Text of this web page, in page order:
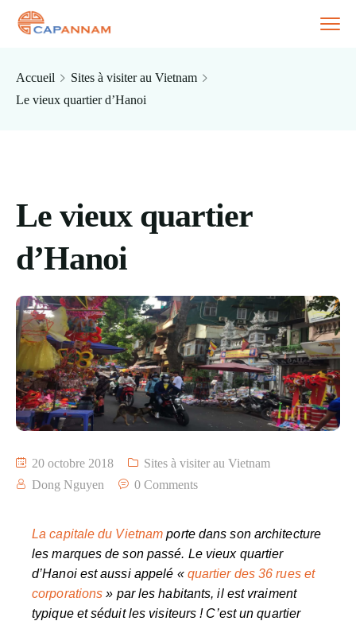
Accueil
Sites à visiter au Vietnam
Le vieux quartier d’Hanoi
Le vieux quartier
d’Hanoi
20 octobre 2018
Sites à visiter au Vietnam
Dong Nguyen
0 Comments
La capitale du Vietnam porte dans son architecture
les marques de son passé. Le vieux quartier
d’Hanoi est aussi appelé « quartier des 36 rues et
corporations » par les habitants, il est vraiment
typique et séduit les visiteurs ! C’est un quartier